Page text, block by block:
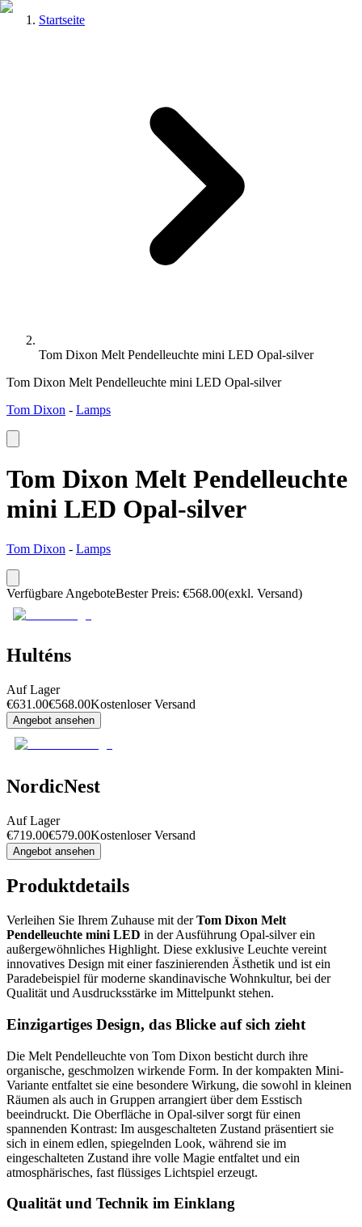
Startseite
Tom Dixon Melt Pendelleuchte mini LED Opal-silver
Tom Dixon Melt Pendelleuchte mini LED Opal-silver
Tom Dixon - Lamps
Tom Dixon Melt Pendelleuchte
mini LED Opal-silver
Tom Dixon - Lamps
Verfügbare AngeboteBester Preis: €568.00(exkl. Versand)
Hulténs
Auf Lager
€631.00€568.00Kostenloser Versand
Angebot ansehen
NordicNest
Auf Lager
€719.00€579.00Kostenloser Versand
Angebot ansehen
Produktdetails
Verleihen Sie Ihrem Zuhause mit derTom Dixon Melt
Pendelleuchte mini LED in der Ausführung Opal-silver ein
außergewöhnliches Highlight. Diese exklusive Leuchte vereint
innovatives Design mit einer faszinierenden Ästhetik und ist ein
Paradebeispiel für moderne skandinavische Wohnkultur, bei der
Qualität und Ausdrucksstärke im Mittelpunkt stehen.
Einzigartiges Design, das Blicke auf sich zieht
Die Melt Pendelleuchte von Tom Dixon besticht durch ihre
organische, geschmolzen wirkende Form. In der kompakten Mini-
Variante entfaltet sie eine besondere Wirkung, die sowohl in kleinen
Räumen als auch in Gruppen arrangiert über dem Esstisch
beeindruckt. Die Oberfläche in Opal-silver sorgt für einen
spannenden Kontrast: Im ausgeschalteten Zustand präsentiert sie
sich in einem edlen, spiegelnden Look, während sie im
eingeschalteten Zustand ihre volle Magie entfaltet und ein
atmosphärisches, fast flüssiges Lichtspiel erzeugt.
Qualität und Technik im Einklang